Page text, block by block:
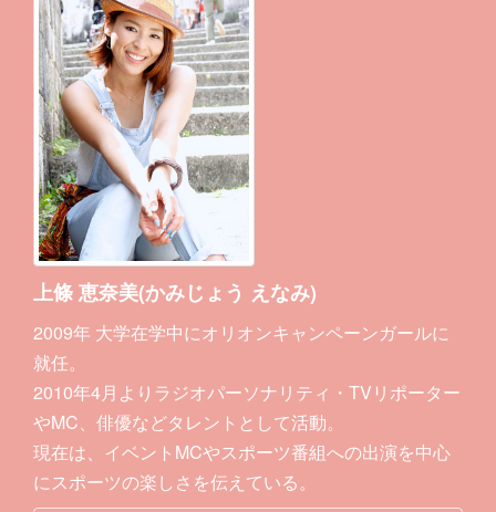
上條 恵奈美(かみじょう えなみ)
2009年 大学在学中にオリオンキャンペーンガールに
就任。
2010年4月よりラジオパーソナリティ・TVリポーター
やMC、俳優などタレントとして活動。
現在は、イベントMCやスポーツ番組への出演を中心
にスポーツの楽しさを伝えている。